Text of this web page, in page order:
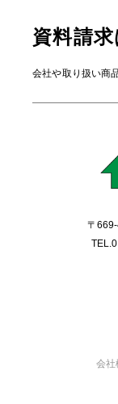
資料請
会社や取り扱い商
〒
会社